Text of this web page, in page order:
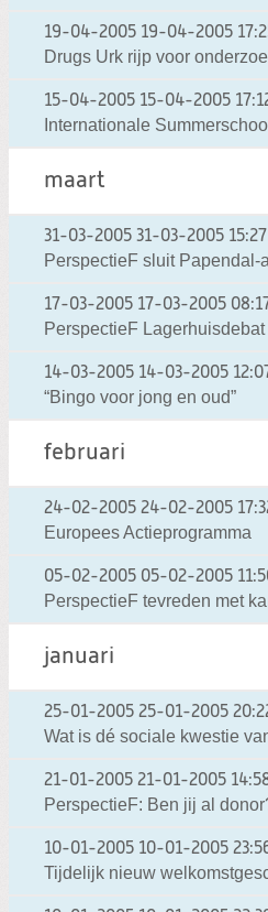
19-04-2005 19-04-2005
Drugs Urk rijp voor
15-04-2005 15-04-2005
Internationale
maart
31-03-2005 31-03-2005 15:27
PerspectieF sluit Papendal-
17-03-2005 17-03-2005
PerspectieF
14-03-2005 14-03-2005
“Bingo voor jong en oud”
februari
24-02-2005 24-02-2005
Europees Actieprogramma
05-02-2005 05-02-2005
PerspectieF tevreden met
januari
25-01-2005 25-01-2005
Wat is dé sociale kwestie
21-01-2005 21-01-2005
PerspectieF: Ben jij al
10-01-2005 10-01-2005
Tijdelijk nieuw